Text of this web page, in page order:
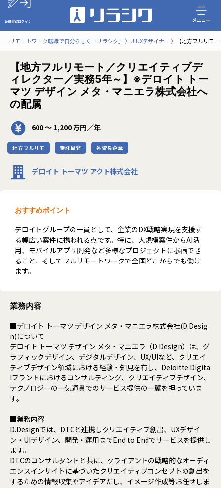
会員登録ログイン メニュー
リモートワーク転職で自分らしく「リラシク」 UIUXデザイナー 【地方フルリモ
【地方フルリモート／クリエイティブデ
ィレクター／実務5年～】※デロイト トー
マツ デザイン メタ・マニエラ株式会社へ
の配属
600 〜 1,200 万円／年
地方フルリモ 受託開発 外資系企業
デロイト トーマツ アクト株式会社
おすすめポイント
デロイトグループの一員として、企業のDX戦略実現を支援す
る幅広い案件に携われる点です。特に、大規模案件からAI活
用、モバイルアプリ開発など多様なプロジェクトに参画でき
ること、そしてフルリモートワークで全国どこからでも働け
ます。
業務内容
■デロイト トーマツ デザイン メタ・マニエラ株式会社(D.Desig
n)について
デロイト トーマツ デザイン メタ・マニエラ（D.Design）は、グ
ラフィックデザイン、デジタルデザイン、UX/UIなど、クリエイ
ティブデザイン領域における経験・知見を有し、Deloitte Digita
lブランドにおけるコンサルティング、クリエイティブデザイン、
テクノロジーの一気通貫でのサービス提供の一翼を担っていま
す。
■業務内容
D.Designでは、DTCと連携しクリエイティブ創出、UXデザイ
ン・UIデザイン、開発・運用までEnd to Endでサービスを提供し
ます。
DTCのコンサルタントと共に、クライアントの戦略的なオーディ
エンスインサイトに基づいたクリエイティブコンセプトの創出を
するための情報収集やアイデアだし、イメージ作成等お任せしま